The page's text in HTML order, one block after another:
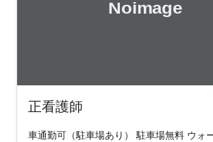
正看護師
車通勤可（駐車場あり） 駐車場無料 ウォ